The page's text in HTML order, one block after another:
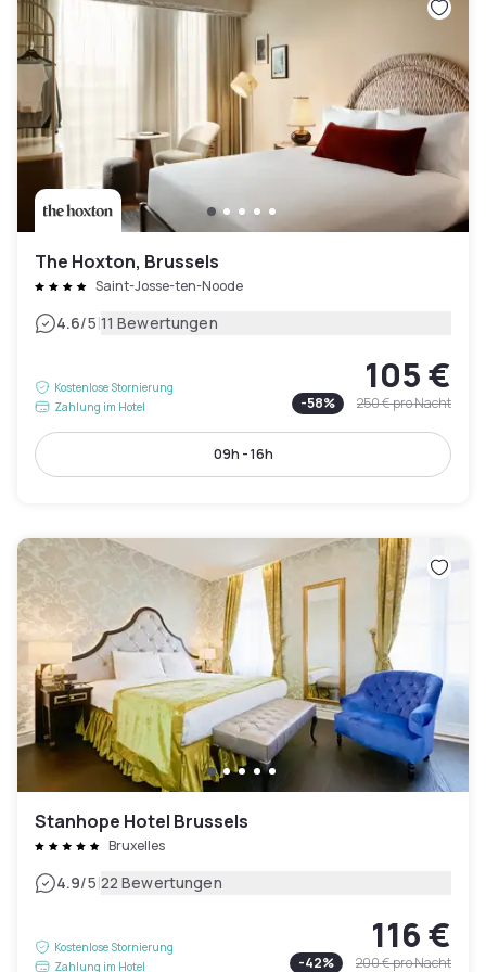
The Hoxton, Brussels
Saint-Josse-ten-Noode
4.6/5|11 Bewertungen
Kostenlose Stornierung
Zahlung im Hotel
105 €
-58% 250 €pro Nacht
09h - 16h
Stanhope Hotel Brussels
Bruxelles
4.9/5|22 Bewertungen
Kostenlose Stornierung
Zahlung im Hotel
116 €
-42% 200 €pro Nacht